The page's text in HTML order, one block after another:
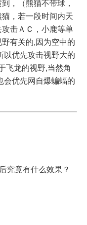
，（熊猫不带球，
，若一段时间内天
击ＡＣ，小鹿等单
有关的,因为空中的
以优先攻击视野大的
飞龙的视野,当然角
会优先网自爆蝙蝠的
究竟有什么效果？